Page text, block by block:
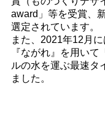
award」等を受賞、
選定されています。
また、2021年12月
『ながれ』を用い
ルの水を運ぶ最速タ
ました。